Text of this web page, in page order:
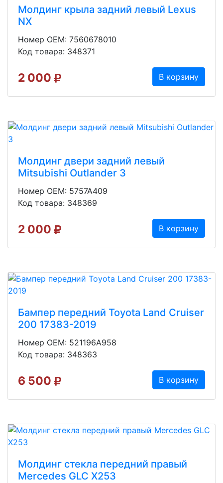
Молдинг крыла задний левый Lexus
NX
Номер OEM: 7560678010
Код товара: 348371
2 000 В корзину
Молдинг двери задний левый
Mitsubishi Outlander 3
Номер OEM: 5757A409
Код товара: 348369
2 000 В корзину
Бампер передний Toyota Land Cruiser
200 17383-2019
Номер OEM: 521196A958
Код товара: 348363
6 500 В корзину
Молдинг стекла передний правый
Mercedes GLC X253